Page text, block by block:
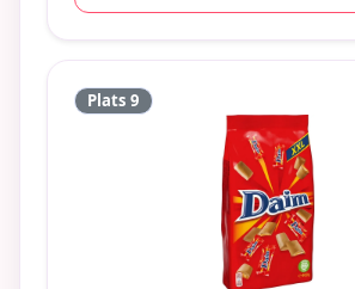
Plats 9